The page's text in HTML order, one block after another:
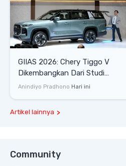
GIIAS 2026: Chery Tiggo V
Dikembangkan Dari Studi
Komprehensif di Indonesia
Anindiyo Pradhono Hari ini
Artikel lainnya
Community